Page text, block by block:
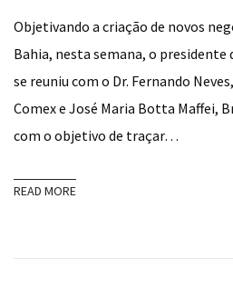
Objetivando a criação de novos
Bahia, nesta semana, o presidente
se reuniu com o Dr. Fernando
Comex e José Maria Botta Maffei,
com o objetivo de traçar…
READ MORE